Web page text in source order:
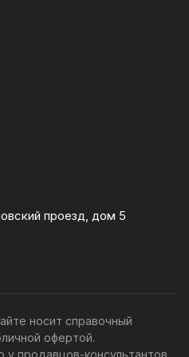
проезд, дом 5
носит справочный
офертой.
продавцов-консультантов.